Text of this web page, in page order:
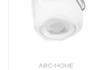
ABC-HOME